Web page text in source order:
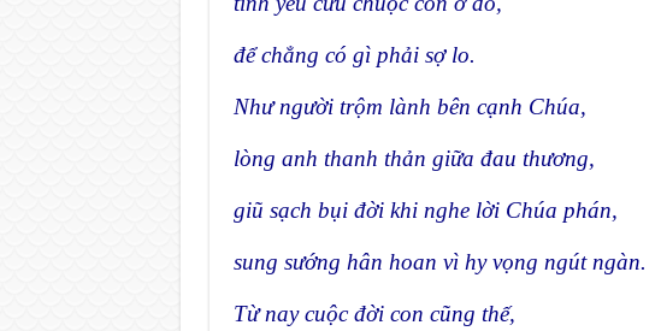
để chẳng có gì phải sợ lo.
Như người trộm lành bên cạnh Chúa,
lòng anh thanh thản giữa đau thương,
giũ sạch bụi đời khi nghe lời Chúa phán,
sung sướng hân hoan vì hy vọng ngút ngàn.
Từ nay cuộc đời con cũng thế,